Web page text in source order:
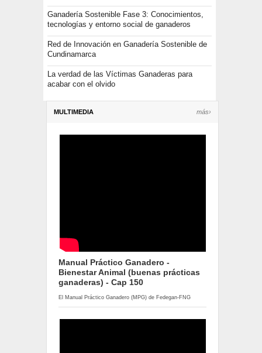
Ganadería Sostenible Fase 3: Conocimientos,
tecnologías y entorno social de ganaderos
Red de Innovación en Ganadería Sostenible de
Cundinamarca
La verdad de las Víctimas Ganaderas para
acabar con el olvido
MULTIMEDIA más›
Manual Práctico Ganadero -
Bienestar Animal (buenas prácticas
ganaderas) - Cap 150
El Manual Práctico Ganadero (MPG) de Fedegan-FNG